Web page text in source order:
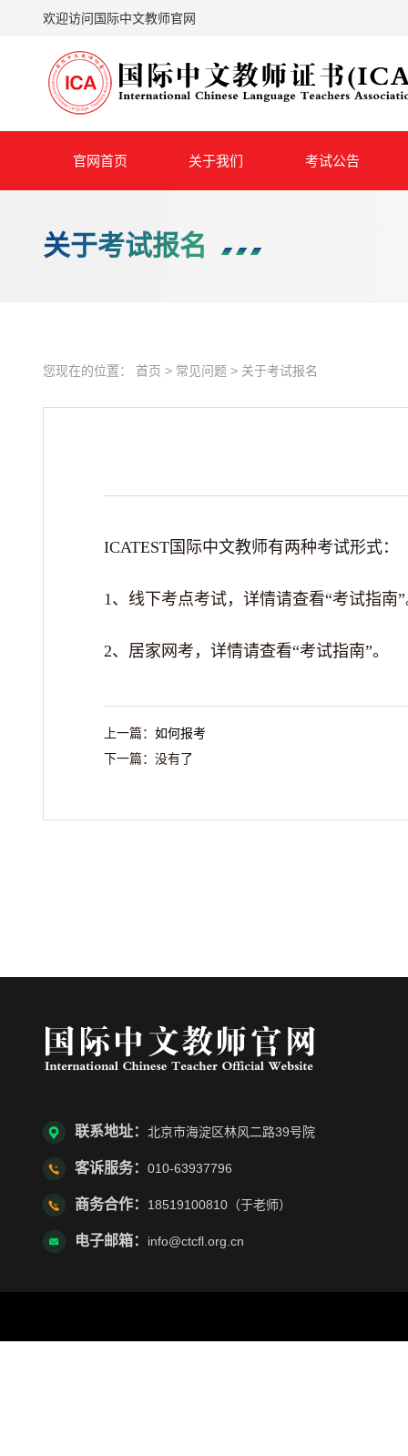
欢迎访问国际中文教师官网
官网首页 关于我们 考试公告
关于考试报名
您现在的位置： 首页 > 常见问题> 关于考试报名
ICATEST国际中文教师有两种考试形式：
1、线下考点考试，详情请查看“考试指南
2、居家网考， 详情请查看“考试指南”。
上一篇： 如何报考
下一篇： 没有了
联系地址： 北京市海淀区林风二路39号院
客诉服务： 010-63937796
商务合作： 18519100810（于老师）
电子邮箱： info@ctcfl.org.cn